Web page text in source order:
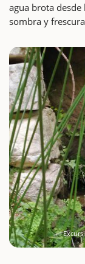
agua brota
sombra y